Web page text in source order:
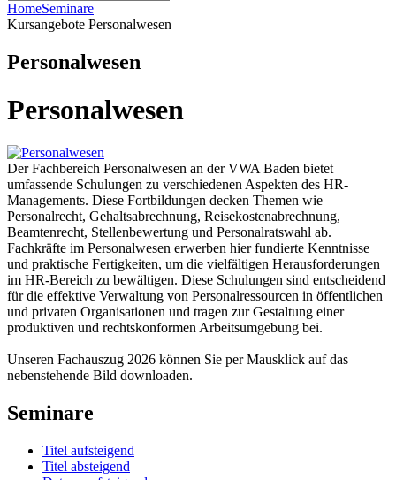
HomeSeminare
Kursangebote Personalwesen
Personalwesen
Personalwesen
Der Fachbereich Personalwesen an der VWA Baden bietet
umfassende Schulungen zu verschiedenen Aspekten des HR-
Managements. Diese Fortbildungen decken Themen wie
Personalrecht, Gehaltsabrechnung, Reisekostenabrechnung,
Beamtenrecht, Stellenbewertung und Personalratswahl ab.
Fachkräfte im Personalwesen erwerben hier fundierte Kenntnisse
und praktische Fertigkeiten, um die vielfältigen Herausforderungen
im HR-Bereich zu bewältigen. Diese Schulungen sind entscheidend
für die effektive Verwaltung von Personalressourcen in öffentlichen
und privaten Organisationen und tragen zur Gestaltung einer
produktiven und rechtskonformen Arbeitsumgebung bei.
Unseren Fachauszug 2026 können Sie per Mausklick auf das
nebenstehende Bild downloaden.
Seminare
Titel aufsteigend
Titel absteigend